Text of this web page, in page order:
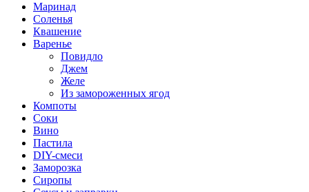
Маринад
Соленья
Квашение
Варенье
Повидло
Джем
Желе
Из замороженных ягод
Компоты
Соки
Вино
Пастила
DIY-смеси
Заморозка
Сиропы